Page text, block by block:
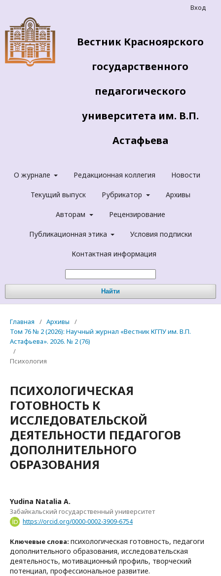
Вестник Красноярского
государственного
педагогического
университета им. В.П.
Астафьева
О журнале Редакционная коллегия Новости
Текущий выпуск Рубрикатор Архивы
Авторам Рецензирование
Публикационная этика Условия подписки
Контактная информация
Найти
Вход
Главная / Архивы
/
Том 76 № 2 (2026): Научный журнал «Вестник КГПУ им. В.П.
Астафьева». 2026. № 2 (76)
/
Психология
ПСИХОЛОГИЧЕСКАЯ
ГОТОВНОСТЬ К
ИССЛЕДОВАТЕЛЬСКОЙ
ДЕЯТЕЛЬНОСТИ ПЕДАГОГОВ
ДОПОЛНИТЕЛЬНОГО
ОБРАЗОВАНИЯ
Yudina Natalia A.
Забайкальский государственный университет
https://orcid.org/0000-0002-3909-6754
Ключевые слова: психологическая готовность, педагоги
дополнительного образования, исследовательская
деятельность, мотивационный профиль, творческий
потенциал, профессиональное развитие.